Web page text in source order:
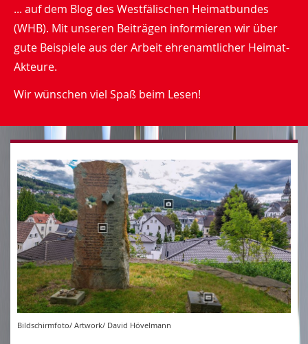
... auf dem Blog des Westfälischen Heimatbundes
(WHB). Mit unseren Beiträgen informieren wir über
gute Beispiele aus der Arbeit ehrenamtlicher Heimat-
Akteure.
Wir wünschen viel Spaß beim Lesen!
Bildschirmfoto/ Artwork/ David Hövelmann